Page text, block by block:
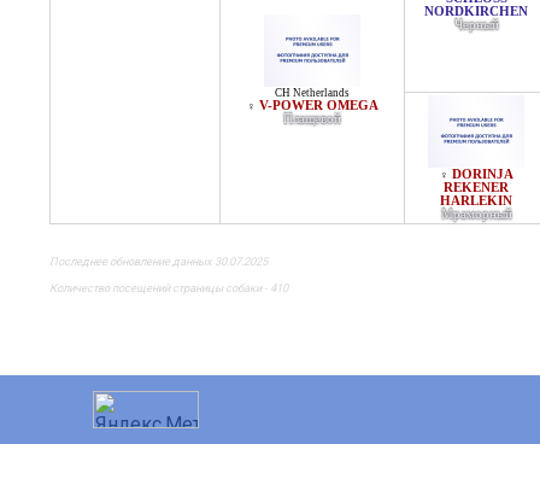
CH Netherlands
♀ V-POWER OMEGA
Плащевой
NORDKIRCHEN
Черный
♀ DORINJA
REKENER
HARLEKIN
Мраморный
Последнее обновление данных 30.07.2025
Количество посещений страницы собаки - 410